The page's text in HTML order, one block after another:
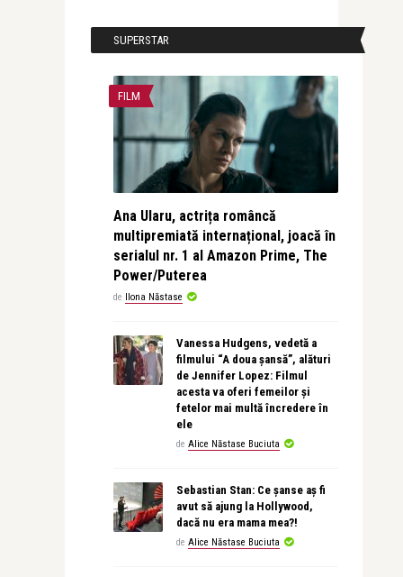
SUPERSTAR
FILM
Ana Ularu, actrița româncă
multipremiată internațional, joacă în
serialul nr. 1 al Amazon Prime, The
Power/Puterea
de Ilona Năstase
Vanessa Hudgens, vedetă a
filmului “A doua șansă”, alături
de Jennifer Lopez: Filmul
acesta va oferi femeilor și
fetelor mai multă încredere în
ele
de Alice Năstase Buciuta
Sebastian Stan: Ce șanse aș fi
avut să ajung la Hollywood,
dacă nu era mama mea?!
de Alice Năstase Buciuta